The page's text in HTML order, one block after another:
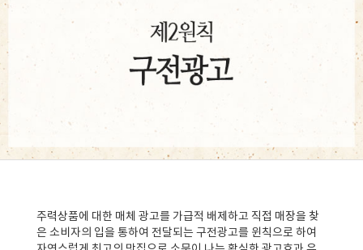
주력상품에 대한 매체 광고를 가급적 배제하고 직접 매장을 찾
은 소비자의 입을 통하여 전달되는 구전광고를 윈칙으로 하여